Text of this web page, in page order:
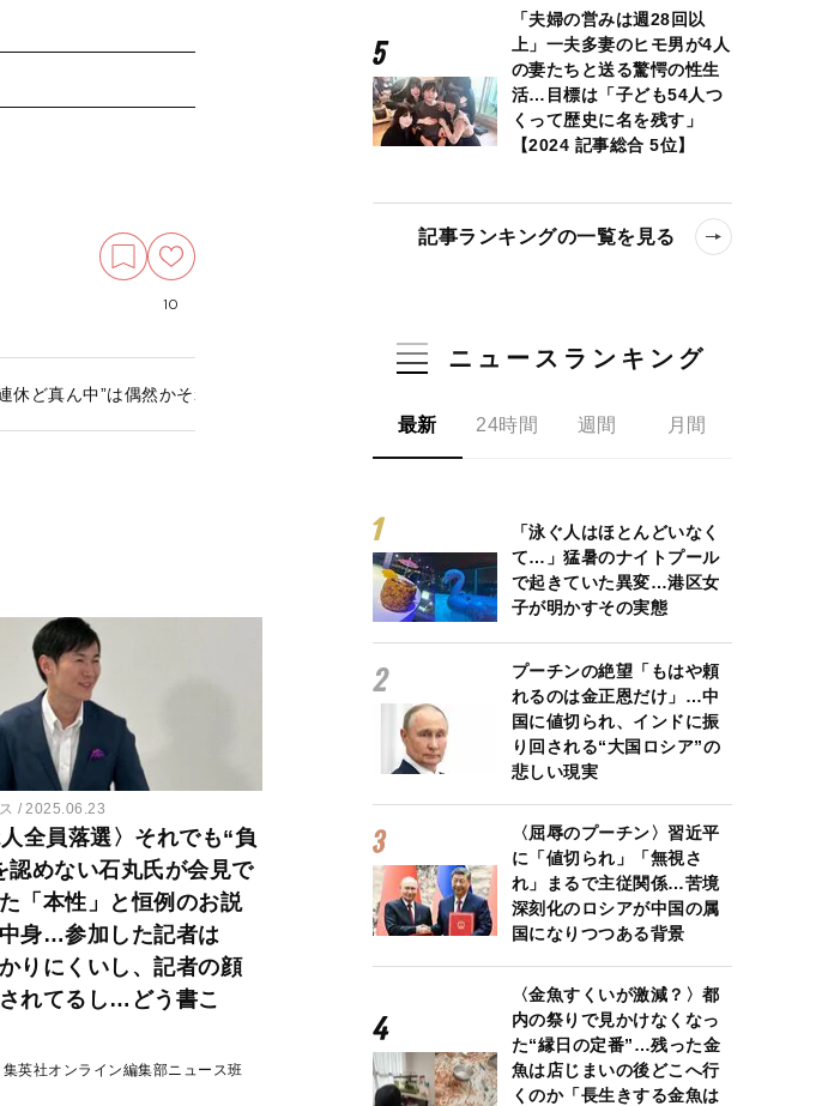
10
休ど真ん中”は偶然かそれとも…日程や天候が選挙結果に及ぼす影響とは
2025.06.23
人全員落選〉それでも“負
認めない石丸氏が会見で
「本性」と恒例のお説
身…参加した記者は
かりにくいし、記者の顔
れてるし…どう書こ
集英社オンライン編集部ニュース班
「夫婦の営みは週28回以
上」一夫多妻のヒモ男が4人
の妻たちと送る驚愕の性生
活…目標は「子ども54人つ
くって歴史に名を残す」
【2024 記事総合 5位】
記事ランキングの一覧を見る
ニュースランキング
最新 24時間 週間 月間
「泳ぐ人はほとんどいなく
て…」猛暑のナイトプール
で起きていた異変…港区女
子が明かすその実態
プーチンの絶望「もはや頼
れるのは金正恩だけ」…中
国に値切られ、インドに振
り回される“大国ロシア”の
悲しい現実
〈屈辱のプーチン〉習近平
に「値切られ」「無視さ
れ」まるで主従関係…苦境
深刻化のロシアが中国の属
国になりつつある背景
〈金魚すくいが激減？〉都
内の祭りで見かけなくなっ
た“縁日の定番”…残った金
魚は店じまいの後どこへ行
くのか「長生きする金魚は